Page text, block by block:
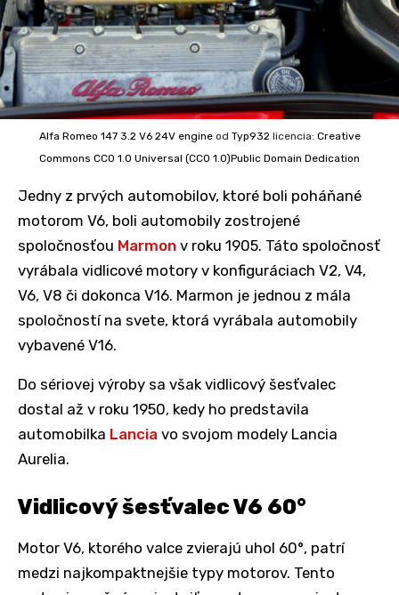
Alfa Romeo 147 3.2 V6 24V engine od Typ932 licencia: Creative
Commons CC0 1.0 Universal (CC0 1.0)Public Domain Dedication
Jedny z prvých automobilov, ktoré boli poháňané
motorom V6, boli automobily zostrojené
spoločnosťou Marmon v roku 1905. Táto spoločnosť
vyrábala vidlicové motory v konfiguráciach V2, V4,
V6, V8 či dokonca V16. Marmon je jednou z mála
spoločností na svete, ktorá vyrábala automobily
vybavené V16.
Do sériovej výroby sa však vidlicový šesťvalec
dostal až v roku 1950, kedy ho predstavila
automobilka Lancia vo svojom modely Lancia
Aurelia.
Vidlicový šesťvalec V6 60°
Motor V6, ktorého valce zvierajú uhol 60°, patrí
medzi najkompaktnejšie typy motorov. Tento